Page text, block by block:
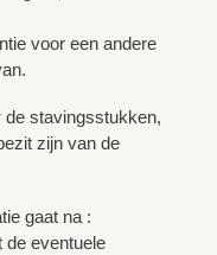
voor een andere
de stavingsstukken,
zijn van de
gaat na :
de eventuele